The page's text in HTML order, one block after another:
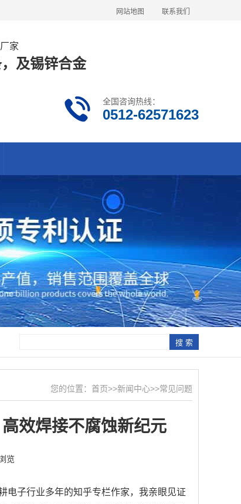
网站地图 联系我们
家
及锡锌合金
全国咨询热线：
0512-62571623
您的位置： 首页>>新闻中心>>常见问题
效焊接不腐蚀新纪元
览
电子行业多年的知乎专栏作家，我亲眼见证